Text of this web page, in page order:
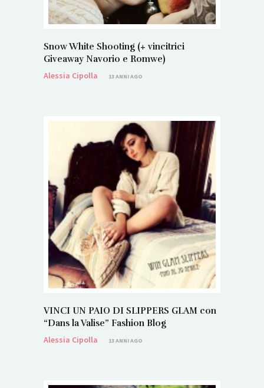
Snow White Shooting (+ vincitrici
Giveaway Navorio e Romwe)
Alessia Cipolla
13 ANNI AGO
VINCI UN PAIO DI SLIPPERS GLAM con
“Dans la Valise” Fashion Blog
Alessia Cipolla
13 ANNI AGO